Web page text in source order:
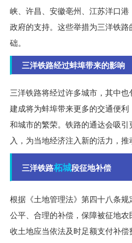
峡、许昌、安徽亳州、江苏洋口
政府的支持。这些举措为三洋铁
础。
三洋铁路经过蚌埠带来的影响
三洋铁路将经过许多城市，其中
建成将为蚌埠带来更多的交通便
和城市的繁荣。铁路的通达会吸
入，为当地经济注入新的活力，推
三洋铁路柘城段征地补偿
根据《土地管理法》第四十八条
公平、合理的补偿，保障被征地
收土地应当依法及时足额支付补